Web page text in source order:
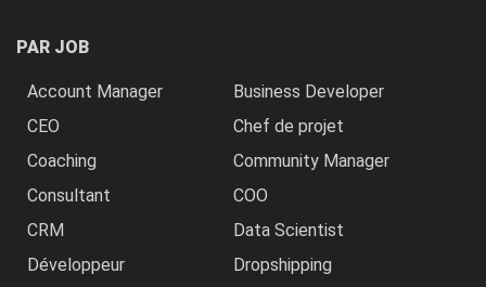
PAR JOB
Account Manager
Business Developer
CEO
Chef de projet
Coaching
Community Manager
Consultant
COO
CRM
Data Scientist
Développeur
Dropshipping